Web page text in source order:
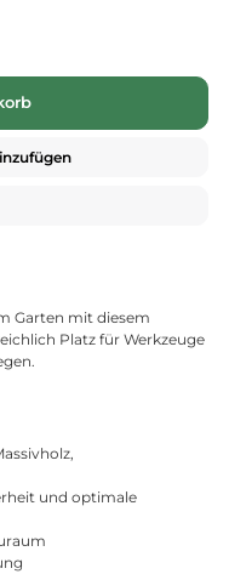
Garten mit diesem
Platz für Werkzeuge
und optimale